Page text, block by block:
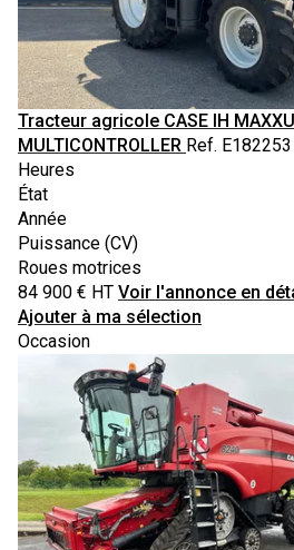
Tracteur agricole CASE IH
MULTICONTROLLER Ref. E182253
Heures
État
Année
Puissance (CV)
Roues motrices
84 900 € HT Voir l'annonce en
Ajouter à ma sélection
Occasion